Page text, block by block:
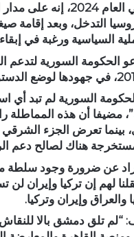
الدبلوماسية
التدخل، وبعد إقامة
السياسية ورغبة في
الحكومة السورية
السورية لم تبد أي
مضيفا أن هذه المماطلة
بينما تعرض الجزء الشرقي
هناك لصالح دعم
عن ضرورة وجود سلطة
لهم إن تركيا وإيران
وإيران وتركيا.
“لم تلق دمشق بالا